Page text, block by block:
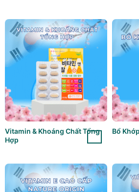
tuần hoàn, phục hồi sức khỏe cho
mỏi, đồng thời hỗ trợ hoạt động trí
Ngưu hoàng (Bezoar)
: Có tác
độc, hỗ trợ điều hòa thần kinh,
và điều hòa nhịp tim.
Đương quy: Một trong những vị
huyết, tăng tuần hoàn máu, giảm
không ổn định và chống thiếu máu
stress, cải thiện tâm trạng và hỗ
kinh.
Vitamin & Khoáng Chất Tổng
Hợp
Bổ